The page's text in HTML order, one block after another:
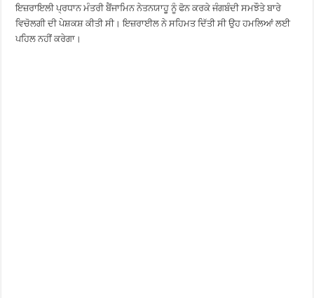
ਇਜ਼ਰਾਇਲੀ ਪ੍ਰਧਾਨ ਮੰਤਰੀ ਬੈਂਜਾਮਿਨ ਨੇਤਨਯਾਹੂ ਨੂੰ ਫੋਨ ਕਰਕੇ ਜੰਗਬੰਦੀ ਸਮਝੌਤੇ ਬਾਰੇ
ਵਿਚੋਲਗੀ ਦੀ ਪੇਸ਼ਕਸ਼ ਕੀਤੀ ਸੀ। ਇਜ਼ਰਾਈਲ ਨੇ ਸਹਿਮਤ ਦਿੱਤੀ ਸੀ ਉਹ ਹਮਲਿਆਂ ਲਈ
ਪਹਿਲ ਨਹੀਂ ਕਰੇਗਾ।